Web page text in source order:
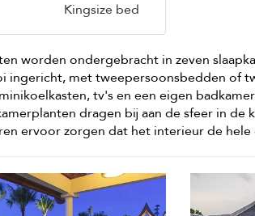
Kingsize bed
worden ondergebracht in zeven
ingericht, met tweepersoonsbedden of
tv's en een eigen
dragen bij aan de sfeer in
ervoor zorgen dat het interieur de